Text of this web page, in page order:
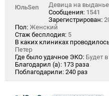
ЮльSen
Девица на выданье
Сообщения: 1541
Зарегистрирован:
Пол: Женский
Стаж бесплодия: 5
В каких клиниках
Петер
Где было удачное ЭКО: Будет
Благодарил (а): 173 раза
Поблагодарили: 240 раз